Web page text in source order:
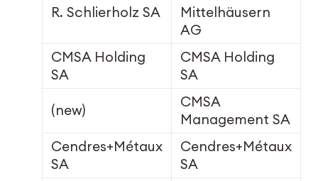
R. Schlierholz SA
Mittelhäusern
AG
CMSA Holding
SA
CMSA Holding
SA
(new)
CMSA
Management SA
Cendres+Métaux
SA
Cendres+Métaux
SA